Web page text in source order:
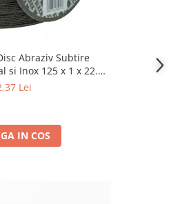
Abraziv Subtire
si Inox 125 x 1 x 22.2
Duty (Model
Lei
IN COS
Cric
2.5